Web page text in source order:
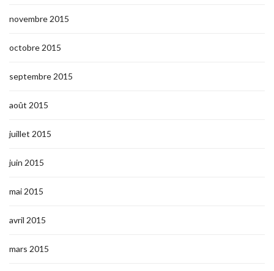
novembre 2015
octobre 2015
septembre 2015
août 2015
juillet 2015
juin 2015
mai 2015
avril 2015
mars 2015